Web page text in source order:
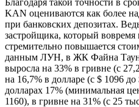
KAN оцениваются как более
при банковских депозитах.
застройщика, который вовремя
стремительно повышается
данным ЛУН, в ЖК Файна Таун
выросла на 33% в гривне (с
на 16,7% в долларе (с $ 1096
долларах 17% (минимальная
1160), в гривне на 31% (с 25